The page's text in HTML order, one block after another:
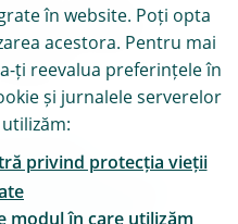
este coordonat de
(ABE),
cadrelor de
în website. Poți opta
acestora. Pentru mai
ți reevalua preferințele în
și jurnalele serverelor
privind protecția vieții